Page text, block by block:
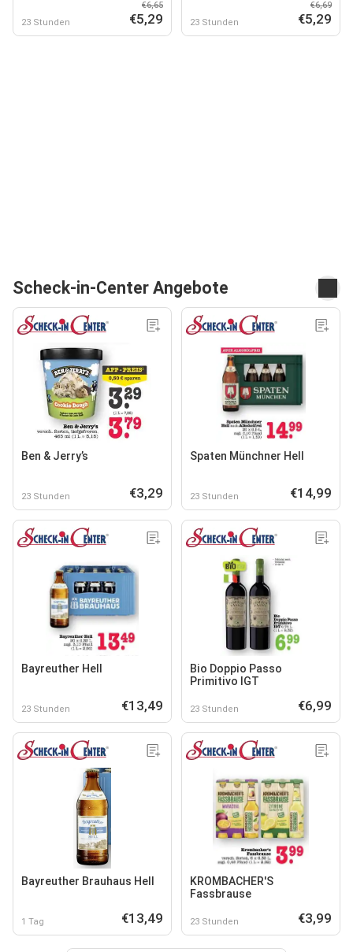
23 Stunden
€6,65
€5,29 23 Stunden
€6,69
€5,29
Scheck-in-Center Angebote
Ben & Jerry’s
23 Stunden €3,29
Spaten Münchner Hell
23 Stunden €14,99
Bayreuther Hell
23 Stunden €13,49
Bio Doppio Passo
Primitivo IGT
23 Stunden €6,99
Bayreuther Brauhaus Hell
1 Tag €13,49
KROMBACHER'S
Fassbrause
23 Stunden €3,99